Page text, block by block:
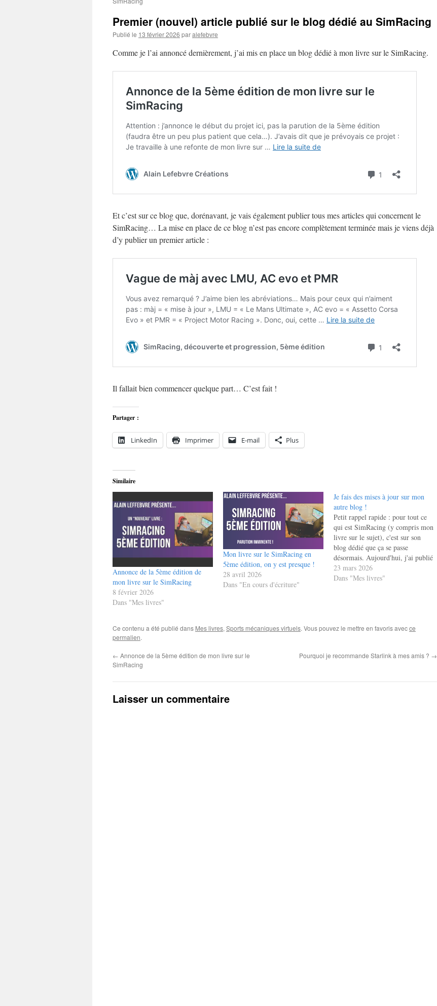
Premier (nouvel) article publié sur le blog dédié au SimRacing
Publié le 13 février 2026 paralefebvre
Comme je l’ai annoncé dernièrement, j’ai mis en place un blog dédié à mon livre sur le SimRacing.
Et c’est sur ce blog que, dorénavant, je vais également publier tous mes articles qui concernent le
SimRacing… La mise en place de ce blog n’est pas encore complètement terminée mais je viens déjà
d’y publier un premier article :
Il fallait bien commencer quelque part… C’est fait !
Partager :
LinkedIn Imprimer E-mail Plus
Similaire
Annonce de la 5ème édition de
mon livre sur le SimRacing
8 février 2026
Dans "Mes livres"
Mon livre sur le SimRacing en
5ème édition, on y est presque !
28 avril 2026
Dans "En cours d'écriture"
Je fais des mises à jour sur mon
autre blog !
Petit rappel rapide : pour tout ce
qui est SimRacing (y compris mon
livre sur le sujet), c'est sur son
blog dédié que ça se passe
désormais. Aujourd'hui, j'ai publié
deux articles sur ce dernier :
https://alain-lefebvre.ovh/ecriture-
simulateur/.
23 mars 2026
Dans "Mes livres"
Ce contenu a été publié dans Mes livres, Sports mécaniques virtuels. Vous pouvez le mettre en favoris avecce
permalien.
← Annonce de la 5ème édition de mon livre sur le
SimRacing
Pourquoi je recommande Starlink à mes amis ? →
Laisser un commentaire